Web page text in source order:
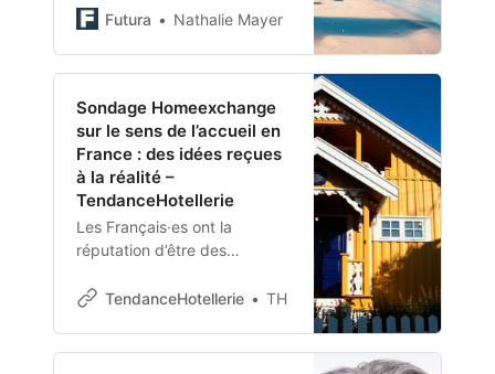
l’Université du Queensland
de deux…
Futura Nathalie Mayer
Sondage Homeexchange
sur le sens de l’accueil en
France : des idées reçues
à la réalité –
TendanceHotellerie
Les Français·es ont la
réputation d’être des
tout particulièrement les
TendanceHotellerie TH